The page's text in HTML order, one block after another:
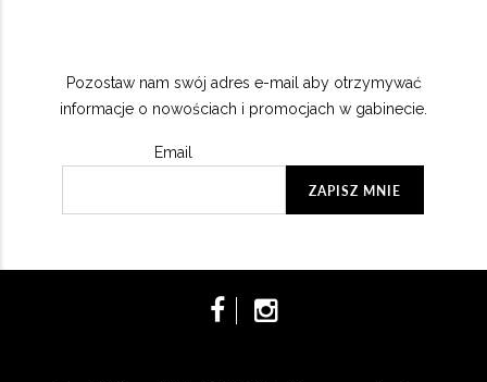
Pozostaw nam swój adres e-mail aby otrzymywać
informacje o nowościach i promocjach w gabinecie.
Email